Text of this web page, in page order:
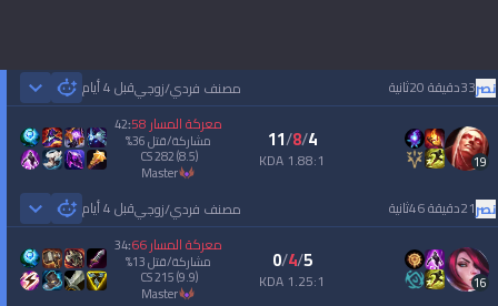
مصنف فردي/زوجيقبل 4 أيام نصر33دقيقة 20ثانية
19
4
/
8
/
11
1.88:1 KDA
معركة المسار58
:
42
مشاركة/قتل36
%
CS282(8.5)
master
مصنف فردي/زوجيقبل 4 أيام نصر21دقيقة 46ثانية
16
5
/
4
/
0
1.25:1 KDA
معركة المسار66
:
34
مشاركة/قتل13
%
CS215(9.9)
master